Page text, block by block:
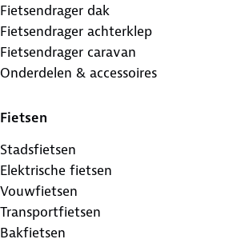
Fietsendrager dak
Fietsendrager achterklep
Fietsendrager caravan
Onderdelen & accessoires
Fietsen
Stadsfietsen
Elektrische fietsen
Vouwfietsen
Transportfietsen
Bakfietsen